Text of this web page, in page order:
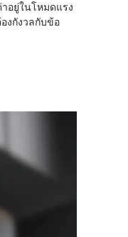
อยู่ในโหมดแรง
งกังวลกับข้อ